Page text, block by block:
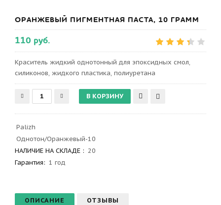
ОРАНЖЕВЫЙ ПИГМЕНТНАЯ ПАСТА, 10 ГРАММ
110 руб.
Краситель жидкий однотонный для эпоксидных смол,
силиконов, жидкого пластика, полиуретана
Palizh
Однотон/Оранжевый-10
НАЛИЧИЕ НА СКЛАДЕ : 20
Гарантия: 1 год
ОПИСАНИЕ ОТЗЫВЫ